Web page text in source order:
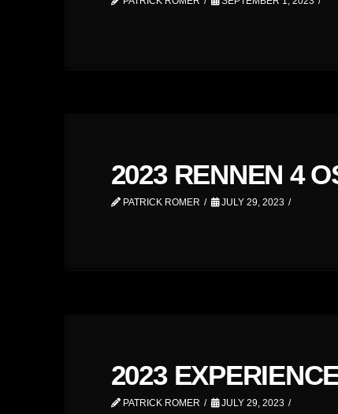
2023 RENNEN 4
PATRICK ROMER JULY 29, 2023
2023
PATRICK ROMER JULY 29, 2023